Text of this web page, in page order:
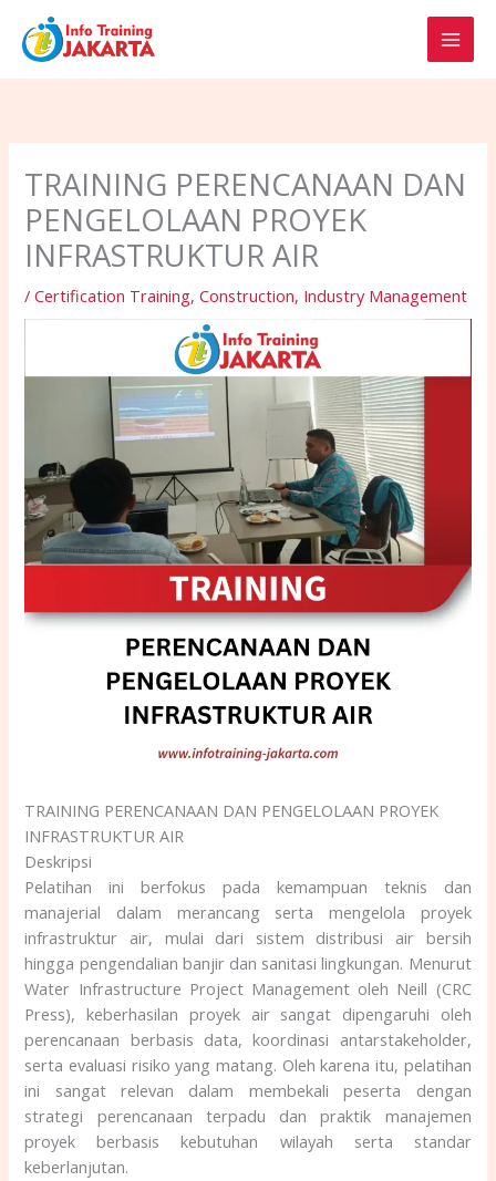
content
TRAINING PERENCANAAN DAN
PENGELOLAAN PROYEK
INFRASTRUKTUR AIR
/Certification Training,Construction, Industry Management
TRAINING PERENCANAAN DAN PENGELOLAAN PROYEK
INFRASTRUKTUR AIR
Deskripsi
Pelatihan ini berfokus pada kemampuan teknis dan
manajerial dalam merancang serta mengelola proyek
infrastruktur air, mulai dari sistem distribusi air bersih
hingga pengendalian banjir dan sanitasi lingkungan. Menurut
Water Infrastructure Project Management oleh Neill (CRC
Press), keberhasilan proyek air sangat dipengaruhi oleh
perencanaan berbasis data, koordinasi antarstakeholder,
serta evaluasi risiko yang matang. Oleh karena itu, pelatihan
ini sangat relevan dalam membekali peserta dengan
strategi perencanaan terpadu dan praktik manajemen
proyek berbasis kebutuhan wilayah serta standar
keberlanjutan.